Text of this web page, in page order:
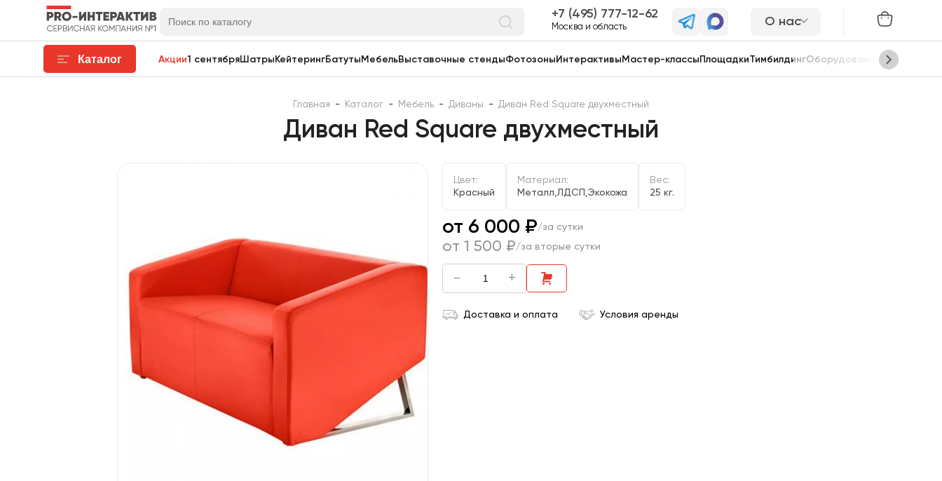
7 (495) 777-12-62
Москва и область О нас
Каталог Акции1 сентябряШатры КейтерингБатуты МебельВыставочные стендыФотозоны Интерактивы Мастер-классы ПлощадкиТимбилдингОборудование Сцены
Главная - Каталог - Мебель - Диваны - Диван Red Square двухместный
Диван Red Square двухместный
Цвет:
Красный
Материал:
Металл,ЛДСП,Экокожа
Вес:
25 кг.
от 6 000 ₽/за сутки
от 1 500 ₽/за вторые сутки
- +
Доставка и оплата Условия аренды